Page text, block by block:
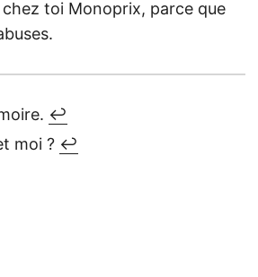
chez toi Monoprix, parce que
↩︎
moi ? ↩︎